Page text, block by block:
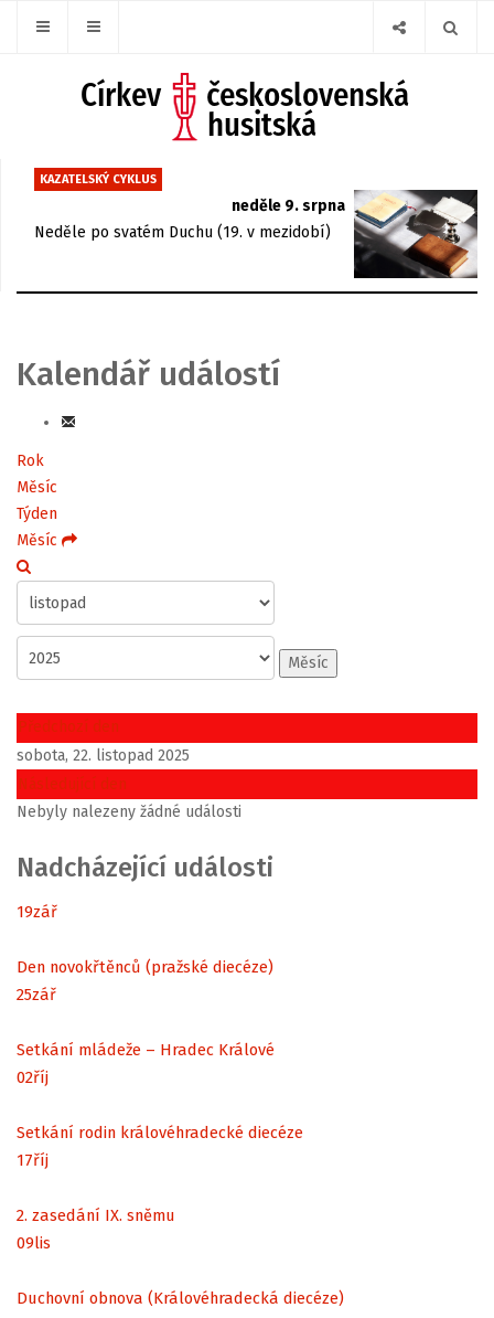
KAZATELSKÝ CYKLUS
neděle 9. srpna
Neděle po svatém Duchu (19. v mezidobí)
Kalendář událostí
Rok
Měsíc
Týden
Měsíc
Měsíc
Předchozí den
sobota, 22. listopad 2025
Následující den
Nebyly nalezeny žádné události
Nadcházející události
19zář
Den novokřtěnců (pražské diecéze)
25zář
Setkání mládeže – Hradec Králové
02říj
Setkání rodin královéhradecké diecéze
17říj
2. zasedání IX. sněmu
09lis
Duchovní obnova (Královéhradecká diecéze)